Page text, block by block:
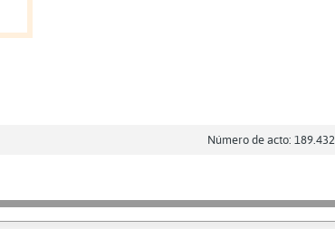
Número de acto: 189.432